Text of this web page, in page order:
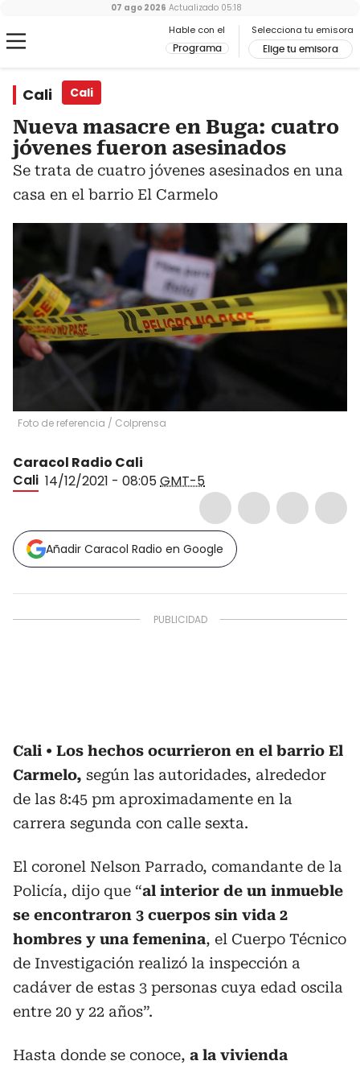
Hable con el
Programa
Selecciona tu emisora
Elige tu emisora
07 ago 2026 Actualizado 05:18
Cali Cali
Nueva masacre en Buga: cuatro
jóvenes fueron asesinados
Se trata de cuatro jóvenes asesinados en una
casa en el barrio El Carmelo
Foto de referencia / Colprensa
Caracol Radio Cali
Cali 14/12/2021 - 08:05GMT-5
Añadir Caracol Radio en Google
Cali
Los hechos ocurrieron en el barrio El
Carmelo, según las autoridades, alrededor
de las 8:45 pm aproximadamente en la
carrera segunda con calle sexta.
El coronel Nelson Parrado, comandante de la
Policía, dijo que “al interior de un inmueble
se encontraron 3 cuerpos sin vida 2
hombres y una femenina, el Cuerpo Técnico
de Investigación realizó la inspección a
cadáver de estas 3 personas cuya edad oscila
entre 20 y 22 años”.
Hasta donde se conoce, a la vivienda